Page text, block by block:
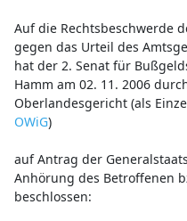
Auf die Rechtsbeschwerde
gegen das Urteil des
hat der 2. Senat für
Hamm am 02. 11. 2006
Oberlandesgericht (als
OWiG)
auf Antrag der
Anhörung des Betroffenen
beschlossen: